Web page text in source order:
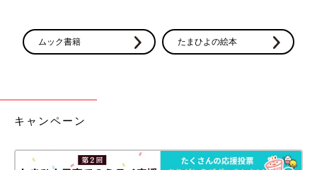
ムック書籍 たまひよの絵本
キャンペーン